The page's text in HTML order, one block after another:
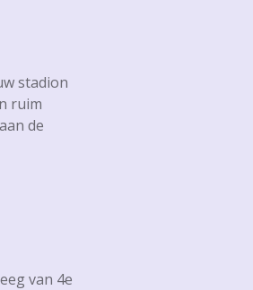
stadion
ruim
de
van 4e